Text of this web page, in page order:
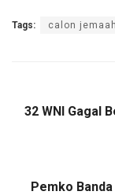
Tags: calon
32 WNI Gagal
Pemko